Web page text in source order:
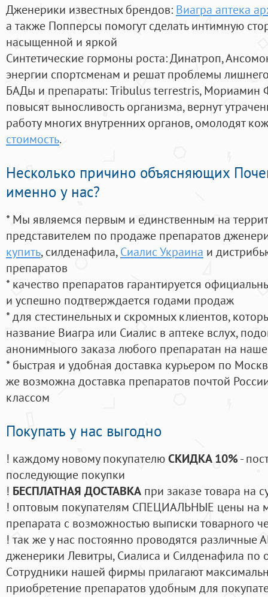
Дженерики известных брендов: Виагра аптека
а также Попперсы помогут сделать интимную
насыщенной и яркой
Синтетические гормоны роста: Динатроп,
энергии спортсменам и решат проблемы
БАДы и препараты:Tribulus terrestris, Мориамин
повысят выносливость организма, вернут
работу многих внутренних органов, омолодят
стоимость.
Несколько причино объясняющих
именно у нас?
* Мы являемся первым и единственным на
представителем по продаже препаратов
купить, силденафила, Сиалис Украина и
препаратов
* качество препаратов гарантируется
и успешно подтверждается годами продаж
* для стестинельных и скромных клиентов,
название Виагра или Сиалис в аптеке вслух,
анонимныого заказа любого препаратан на
* быстрая и удобная доставка курьером по
же возможна доставка препаратов почтой
классом
Покупать у нас выгодно
! каждому новому покупателюСКИДКА 10%-
последующие покупки
! БЕСПЛАТНАЯ ДОСТАВКА при заказе товара на
! оптовым покупателям СПЕЦИАЛЬНЫЕ цены на
препарата с возможностью выписки товарного
! так же у нас постоянно проводятся
дженерики Левитры, Сиалиса и Силденафила по
Cотрудники нашей фирмы прилагают
приобретение препаратов удобным для